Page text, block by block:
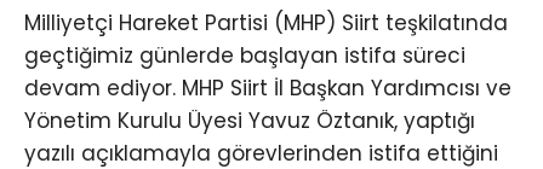
Milliyetçi Hareket Partisi (MHP) Siirt teşkilatında
geçtiğimiz günlerde başlayan istifa süreci
devam ediyor. MHP Siirt İl Başkan Yardımcısı ve
Yönetim Kurulu Üyesi Yavuz Öztanık, yaptığı
yazılı açıklamayla görevlerinden istifa ettiğini